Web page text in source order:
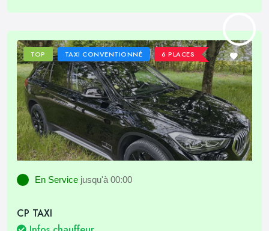
TOP TAXI CONVENTIONNÉ 6 PLACES
En Service jusqu'à 00:00
CP TAXI